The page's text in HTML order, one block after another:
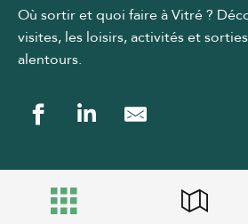
Où sortir et quoi faire à Vitré ?
visites, les loisirs, activités et
alentours.